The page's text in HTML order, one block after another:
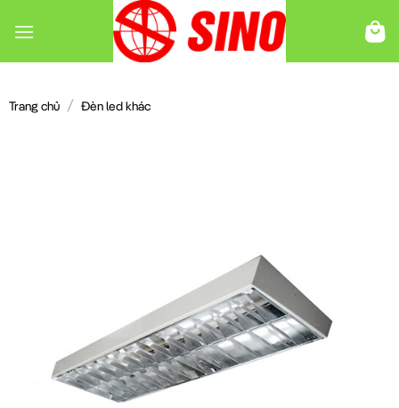
đến
Trang chủ / Đèn led khác